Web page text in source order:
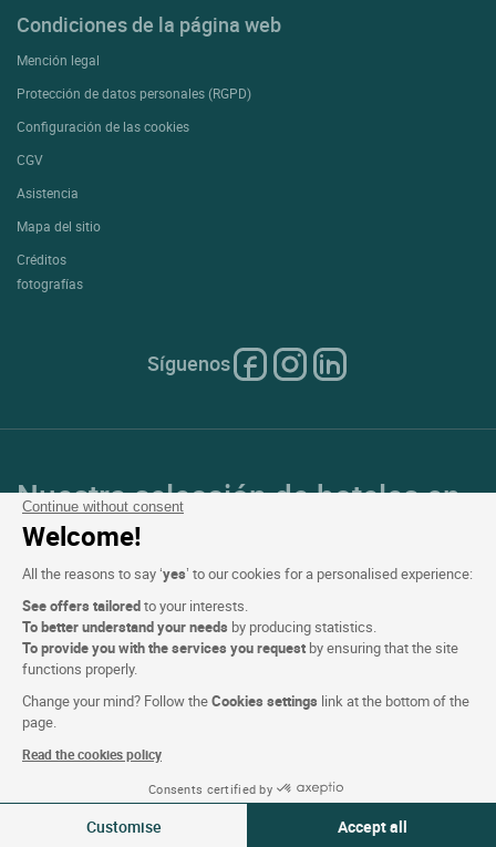
Continue without consent
Welcome!
All the reasons to say ‘yes’ to our cookies for a personalised experience:
See offers tailoredto your interests.
To better understand your needs by producing statistics.
To provide you with the services you request by ensuring that the site
functions properly.
Change your mind? Follow theCookies settings link at the bottom of the
page.
Read the cookies policy
Consents certified by
Customise Accept all
Ver disponibilidad
Condiciones de la página web
Mención legal
Protección de datos personales (RGPD)
Configuración de las cookies
CGV
Asistencia
Mapa del sitio
Créditos
fotografías
Síguenos
Nuestra selección de hoteles en
Francia y en Europa
Top de países
Top de regiones
Top de ciudades
Top de hoteles
Logis copyright © 2026 Reservados todos los derechos realizado por